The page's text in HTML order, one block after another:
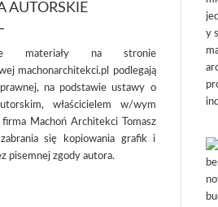
AUTORSKIE
materiały na stronie
machonarchitekci.pl podlegają
na podstawie ustawy o
właścicielem w/wym
Machoń Architekci Tomasz
się kopiowania grafik i
pisemnej zgody autora.